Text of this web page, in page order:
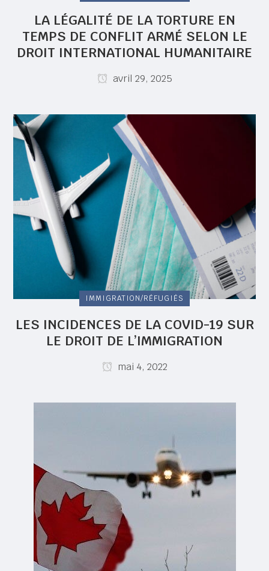
LA LÉGALITÉ DE LA TORTURE EN
TEMPS DE CONFLIT ARMÉ SELON LE
DROIT INTERNATIONAL HUMANITAIRE
avril 29, 2025
IMMIGRATION/RÉFUGIÉS
LES INCIDENCES DE LA COVID-19 SUR
LE DROIT DE L’IMMIGRATION
mai 4, 2022